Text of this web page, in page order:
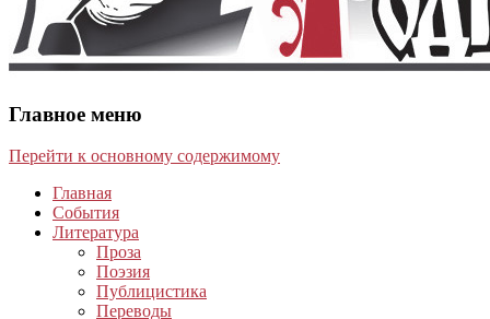
Главное меню
Перейти к основному содержимому
Главная
События
Литература
Проза
Поэзия
Публицистика
Переводы